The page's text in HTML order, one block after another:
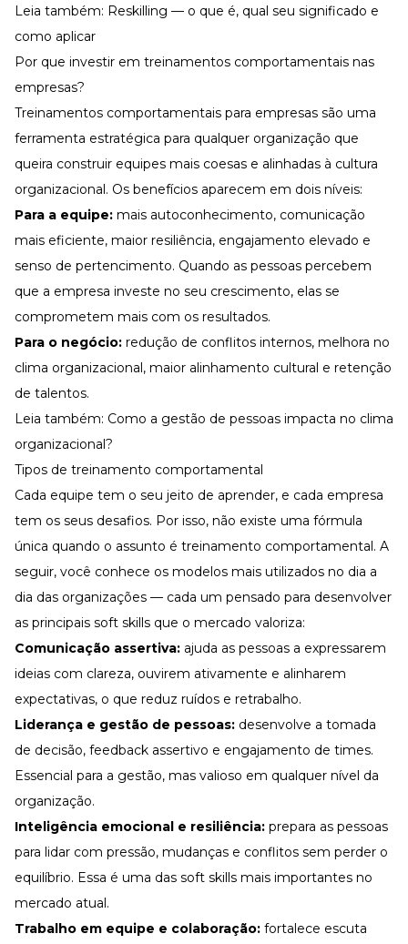
Leia também: Reskilling — o que é, qual seu significado e
como aplicar
Por que investir em treinamentos comportamentais nas
empresas?
Treinamentos comportamentais para empresas são uma
ferramenta estratégica para qualquer organização que
queira construir equipes mais coesas e alinhadas à cultura
organizacional. Os benefícios aparecem em dois níveis:
Para a equipe: mais autoconhecimento, comunicação
mais eficiente, maior resiliência, engajamento elevado e
senso de pertencimento. Quando as pessoas percebem
que a empresa investe no seu crescimento, elas se
comprometem mais com os resultados.
Para o negócio: redução de conflitos internos, melhora no
clima organizacional, maior alinhamento cultural e retenção
de talentos.
Leia também: Como a gestão de pessoas impacta no clima
organizacional?
Tipos de treinamento comportamental
Cada equipe tem o seu jeito de aprender, e cada empresa
tem os seus desafios. Por isso, não existe uma fórmula
única quando o assunto é treinamento comportamental. A
seguir, você conhece os modelos mais utilizados no dia a
dia das organizações — cada um pensado para desenvolver
as principais soft skills que o mercado valoriza:
Comunicação assertiva: ajuda as pessoas a expressarem
ideias com clareza, ouvirem ativamente e alinharem
expectativas, o que reduz ruídos e retrabalho.
Liderança e gestão de pessoas: desenvolve a tomada
de decisão, feedback assertivo e engajamento de times.
Essencial para a gestão, mas valioso em qualquer nível da
organização.
Inteligência emocional e resiliência: prepara as pessoas
para lidar com pressão, mudanças e conflitos sem perder o
equilíbrio. Essa é uma das soft skills mais importantes no
mercado atual.
Trabalho em equipe e colaboração: fortalece escuta